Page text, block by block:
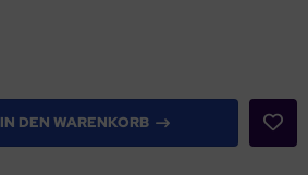
IN DEN WARENKORB